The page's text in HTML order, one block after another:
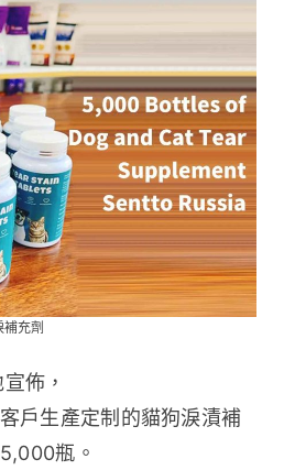
充劑
佈，
戶生產定制的貓狗淚漬補
瓶。